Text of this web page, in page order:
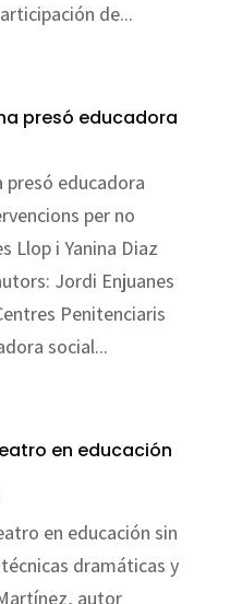
de...
presó educadora
presó educadora
per no
Llop i Yanina Diaz
Jordi Enjuanes
Penitenciaris
social...
en educación
en educación sin
dramáticas y
autor